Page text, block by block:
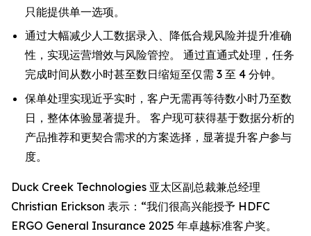
只能提供单一选项。
通过大幅减少人工数据录入、降低合规风险并提升准确
性，实现运营增效与风险管控。 通过直通式处理，任务
完成时间从数小时甚至数日缩短至仅需 3 至 4 分钟。
保单处理实现近乎实时，客户无需再等待数小时乃至数
日，整体体验显著提升。 客户现可获得基于数据分析的
产品推荐和更契合需求的方案选择，显著提升客户参与
度。
Duck Creek Technologies 亚太区副总裁兼总经理
Christian Erickson 表示：“我们很高兴能授予 HDFC
ERGO General Insurance 2025 年卓越标准客户奖。